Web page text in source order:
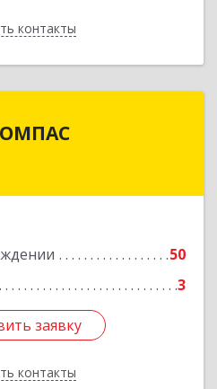
контакты
50
3
заявку
контакты
Коломна г, Л.Толстого
заявку